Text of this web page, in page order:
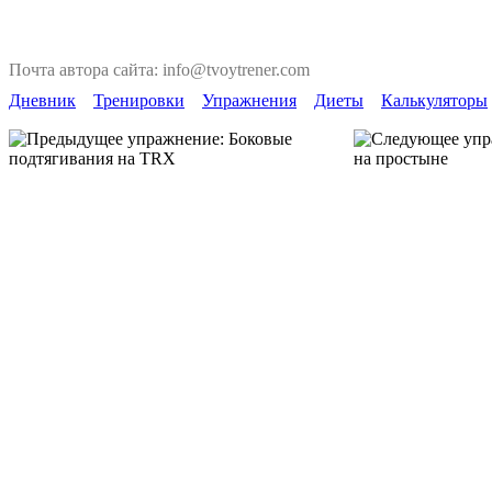
Почта автора сайта: info@tvoytrener.com
Дневник
Тренировки Упражнения Диеты Калькуляторы